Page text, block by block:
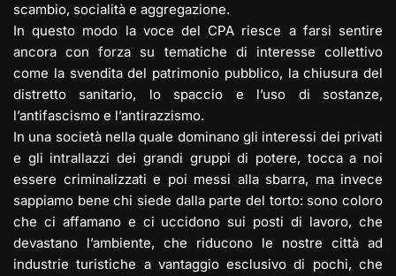
scambio, socialità e aggregazione.
In questo modo la voce del CPA riesce a farsi sentire
ancora con forza su tematiche di interesse collettivo
come la svendita del patrimonio pubblico, la chiusura del
distretto sanitario, lo spaccio e l’uso di sostanze,
l’antifascismo e l’antirazzismo.
In una società nella quale dominano gli interessi dei privati
e gli intrallazzi dei grandi gruppi di potere, tocca a noi
essere criminalizzati e poi messi alla sbarra, ma invece
sappiamo bene chi siede dalla parte del torto: sono coloro
che ci affamano e ci uccidono sui posti di lavoro, che
devastano l’ambiente, che riducono le nostre città ad
industrie turistiche a vantaggio esclusivo di pochi, che